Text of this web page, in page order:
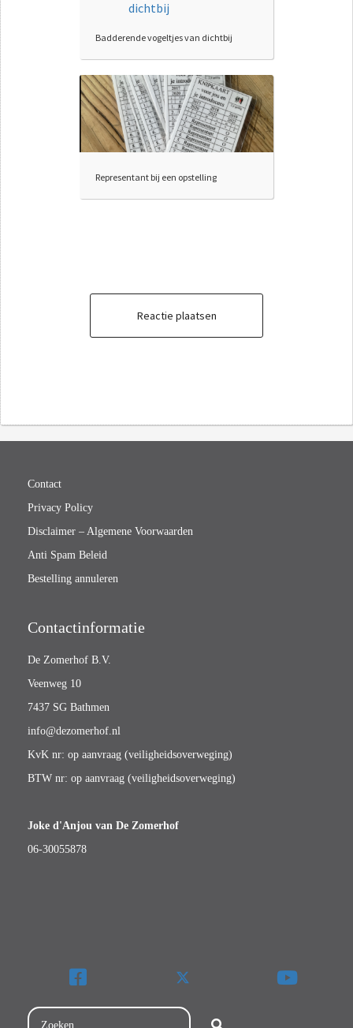
Badderende vogeltjes van dichtbij
Representant bij een opstelling
Reactie plaatsen
Contact
Privacy Policy
Disclaimer – Algemene Voorwaarden
Anti Spam Beleid
Bestelling annuleren
Contactinformatie
De Zomerhof B.V.
Veenweg 10
7437 SG Bathmen
info@dezomerhof.nl
KvK nr: op aanvraag (veiligheidsoverweging)
BTW nr: op aanvraag (veiligheidsoverweging)
Joke d'Anjou van De Zomerhof
06-30055878